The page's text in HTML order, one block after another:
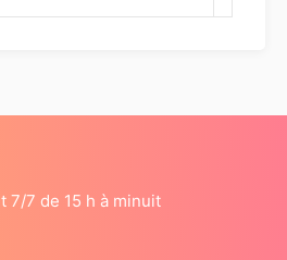
7/7 de 15 h à minuit